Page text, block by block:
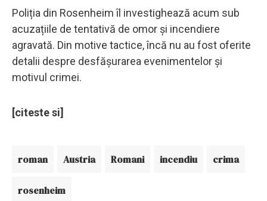
Poliția din Rosenheim îl investighează acum sub
acuzațiile de tentativă de omor și incendiere
agravată. Din motive tactice, încă nu au fost oferite
detalii despre desfășurarea evenimentelor și
motivul crimei.
[citeste si]
roman Austria Romani incendiu crima
rosenheim